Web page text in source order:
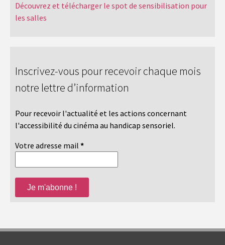
Découvrez et télécharger le spot de sensibilisation pour
les salles
Inscrivez-vous pour recevoir chaque mois
notre lettre d’information
Pour recevoir l'actualité et les actions concernant
l'accessibilité du cinéma au handicap sensoriel.
Votre adresse mail *